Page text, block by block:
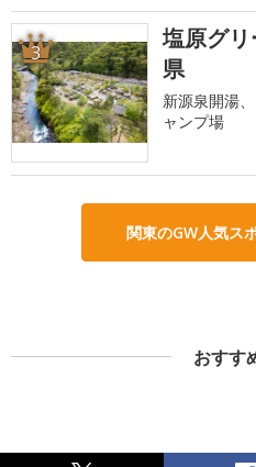
3
塩原グ
県
新源泉開湯
ャンプ場
関東のGW人気ス
おすす